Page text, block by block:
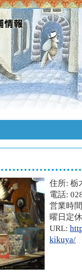
住所: 栃
電話:
営業時
曜日定
URL:
kikuya/